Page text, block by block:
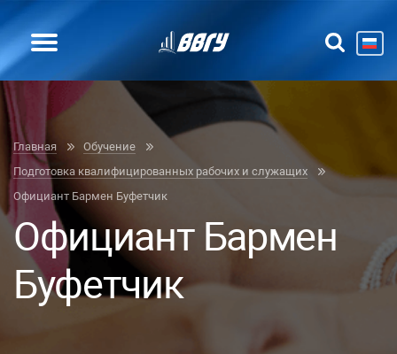
Главная
Обучение
Подготовка квалифицированных рабочих и служащих
Официант Бармен Буфетчик
Официант Бармен
Буфетчик